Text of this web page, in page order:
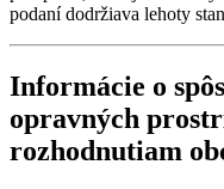
podaní dodržiava lehoty
Informácie o
opravných
rozhodnutiam